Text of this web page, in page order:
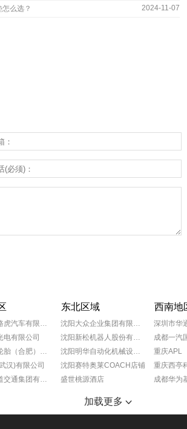
么选？ 2024-11-07
东北区域 西南地
奇瑞捷豹路虎汽车有限公司
电有限公司
大陆马牌轮胎（合肥）有限公司
汉)有限公司
长沙市轨道交通集团有限公司
沈阳大众企业集团有限公司
沈阳新松机器人股份有限公司
沈阳明华自动化机械设备有限公司
沈阳赛特奥莱COACH店铺
盛世桃源酒店
抚顺万达广场
深圳市华
重庆APL
重庆西亭
成都华为
加载更多